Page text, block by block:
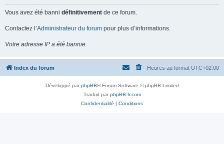
e
Vous avez été banni définitivement de ce forum.
Contactez l’Administrateur du forum pour plus d’informations.
Votre adresse IP a été bannie.
Index du forum Heures au format UTC+02:00
Développé parphpBB® Forum Software © phpBB Limited
Traduit parphpBB-fr.com
Confidentialité | Conditions